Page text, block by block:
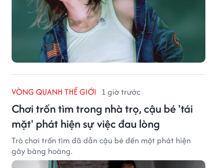
VÒNG QUANH THẾ GIỚI 1 giờ trước
Chơi trốn tìm trong nhà trọ, cậu bé 'tái
mặt' phát hiện sự việc đau lòng
Trò chơi trốn tìm đã dẫn cậu bé đến một phát hiện
gây bàng hoàng.